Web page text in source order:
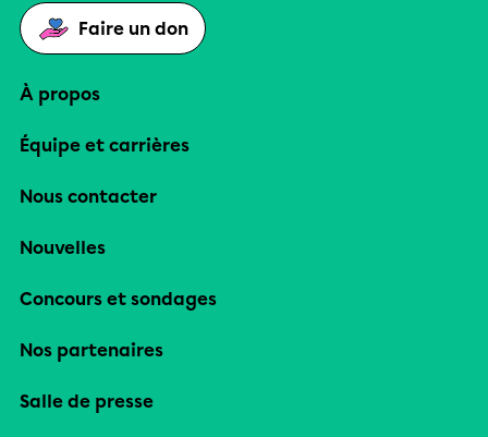
Faire un don
À propos
Équipe et carrières
Nous contacter
Nouvelles
Concours et sondages
Nos partenaires
Salle de presse